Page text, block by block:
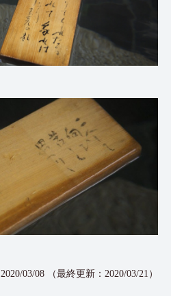
2020/03/08 （最終更新：2020/03/21）